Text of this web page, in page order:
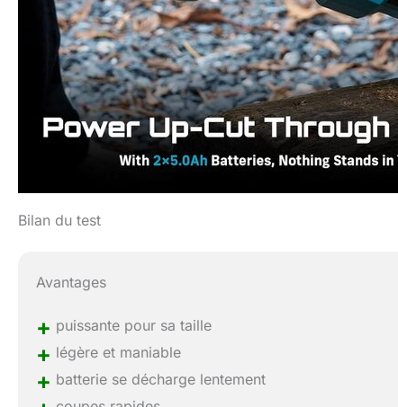
Bilan du test
Avantages
+ puissante pour sa taille
+ légère et maniable
+ batterie se décharge lentement